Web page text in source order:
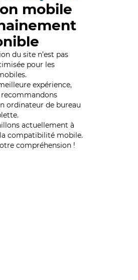
mobile
du site n’est pas
pour les
expérience,
recommandons
ordinateur de bureau
actuellement à
compatibilité mobile.
compréhension !